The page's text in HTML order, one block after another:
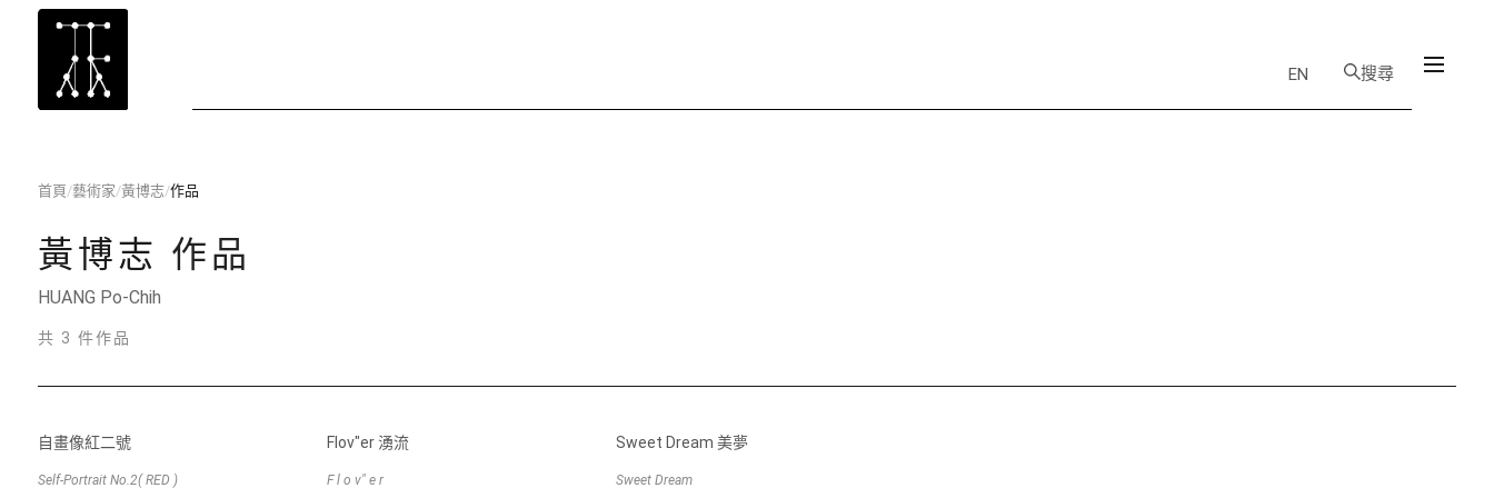
EN 搜尋
首頁/藝術家/黃博志/作品
黃博志 作品
HUANG Po-Chih
共 3 件作品
自畫像紅二號
Self-Portrait No.2( RED )
Flov"er 湧流
F l o v" e r
Sweet Dream 美夢
Sweet Dream